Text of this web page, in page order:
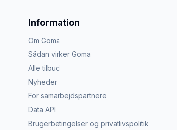
Information
Om Goma
Sådan virker Goma
Alle tilbud
Nyheder
For samarbejdspartnere
Data API
Brugerbetingelser og privatlivspolitik